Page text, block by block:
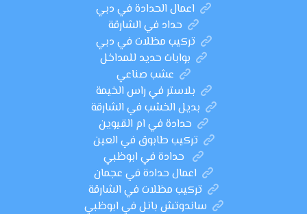
اعمال الحدادة في دبي
حداد في الشارقة
تركيب مظلات في دبي
بوابات حديد للمداخل
عشب صناعي
بلاستر في راس الخيمة
بديل الخشب في الشارقة
حدادة في ام القيوين
تركيب طابوق في العين
حدادة في ابوظبي
اعمال حدادة في عجمان
تركيب مظلات في الشارقة
ساندوتش بانل في ابوظبي